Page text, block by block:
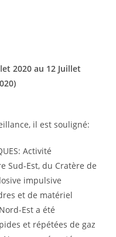
2020 au 12 Juillet
il est souligné:
Activité
Sud-Est, du Cratère de
impulsive
et de matériel
Est a été
et répétées de gaz